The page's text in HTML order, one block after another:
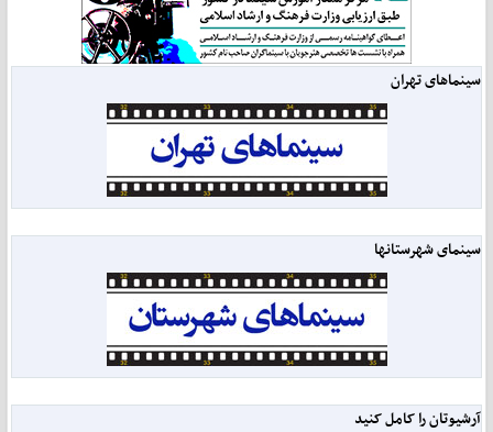
سینماهای تهران
سینمای شهرستانها
آرشیوتان را کامل کنید